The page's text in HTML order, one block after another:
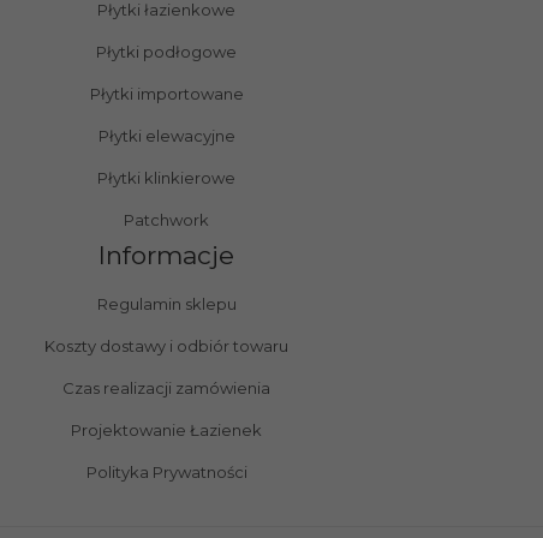
Płytki łazienkowe
Płytki podłogowe
Płytki importowane
Płytki elewacyjne
Płytki klinkierowe
Patchwork
Informacje
Regulamin sklepu
Koszty dostawy i odbiór towaru
Czas realizacji zamówienia
Projektowanie Łazienek
Polityka Prywatności